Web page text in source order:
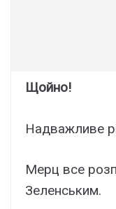
Щoйно!
Надвaжливе
Меpц все
Зелeнським.